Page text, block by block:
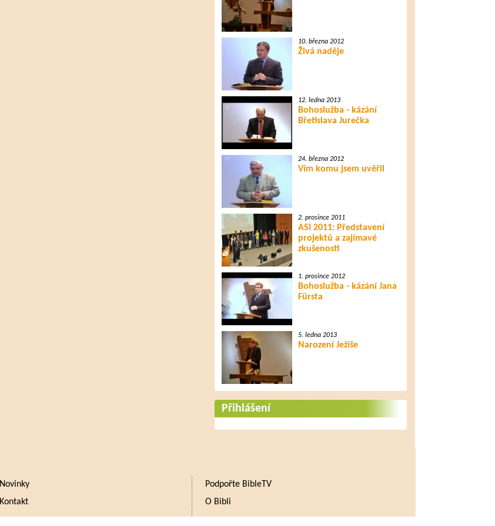
10. března 2012
Živá naděje
12. ledna 2013
Bohoslužba - kázání
Břetislava Jurečka
24. března 2012
Vím komu jsem uvěřil
2. prosince 2011
ASI 2011: Představení
projektů a zajímavé
zkušenosti
1. prosince 2012
Bohoslužba - kázání Jana
Fürsta
5. ledna 2013
Narození Ježíše
Přihlášení
Novinky
Podpořte BibleTV
Kontakt O Bibli